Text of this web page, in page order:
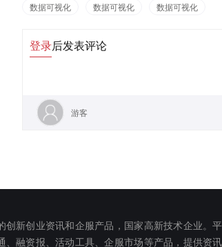
数据可视化
数据可视化 数据可视化
登录后发表评论
游客
创新创业资讯和企服产品，国家高新技术企业。
、融资报、活动工具、企服市场等产品，提供资